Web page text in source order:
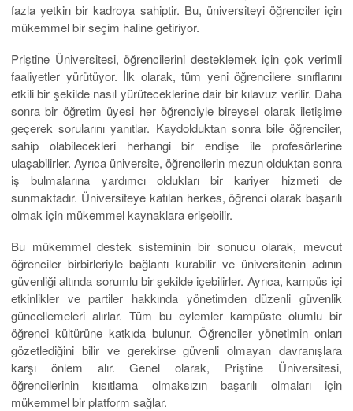
fazla yetkin bir kadroya sahiptir. Bu, üniversiteyi öğrenciler için
mükemmel bir seçim haline getiriyor.
Priştine Üniversitesi, öğrencilerini desteklemek için çok verimli
faaliyetler yürütüyor. İlk olarak, tüm yeni öğrencilere sınıflarını
etkili bir şekilde nasıl yürüteceklerine dair bir kılavuz verilir. Daha
sonra bir öğretim üyesi her öğrenciyle bireysel olarak iletişime
geçerek sorularını yanıtlar. Kaydolduktan sonra bile öğrenciler,
sahip olabilecekleri herhangi bir endişe ile profesörlerine
ulaşabilirler. Ayrıca üniversite, öğrencilerin mezun olduktan sonra
iş bulmalarına yardımcı oldukları bir kariyer hizmeti de
sunmaktadır. Üniversiteye katılan herkes, öğrenci olarak başarılı
olmak için mükemmel kaynaklara erişebilir.
Bu mükemmel destek sisteminin bir sonucu olarak, mevcut
öğrenciler birbirleriyle bağlantı kurabilir ve üniversitenin adının
güvenliği altında sorumlu bir şekilde içebilirler. Ayrıca, kampüs içi
etkinlikler ve partiler hakkında yönetimden düzenli güvenlik
güncellemeleri alırlar. Tüm bu eylemler kampüste olumlu bir
öğrenci kültürüne katkıda bulunur. Öğrenciler yönetimin onları
gözetlediğini bilir ve gerekirse güvenli olmayan davranışlara
karşı önlem alır. Genel olarak, Priştine Üniversitesi,
öğrencilerinin kısıtlama olmaksızın başarılı olmaları için
mükemmel bir platform sağlar.